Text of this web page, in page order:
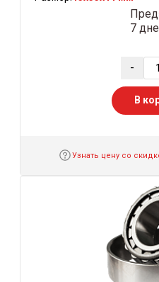
7
-
В
Узнать цену со